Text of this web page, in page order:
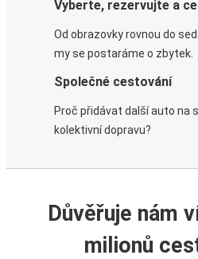
Vyberte, rezervujte a
Od obrazovky rovnou do
my se postaráme o zbytek.
Společné cestování
Proč přidávat další auto na
kolektivní dopravu?
Důvěřuje nám
milionů